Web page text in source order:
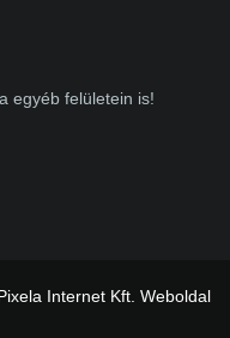
egyéb felületein is!
Internet Kft. Weboldal